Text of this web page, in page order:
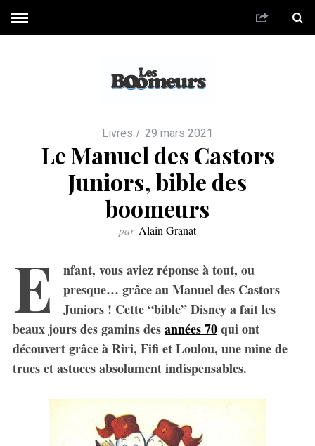
Livres 29 mars 2021
Le Manuel des Castors
Juniors, bible des
boomeurs
par Alain Granat
E
nfant, vous aviez réponse à tout, ou
presque… grâce au Manuel des Castors
Juniors ! Cette “bible” Disney a fait les
beaux jours des gamins desannées 70qui ont
découvert grâce à Riri, Fifi et Loulou, une mine de
trucs et astuces absolument indispensables.